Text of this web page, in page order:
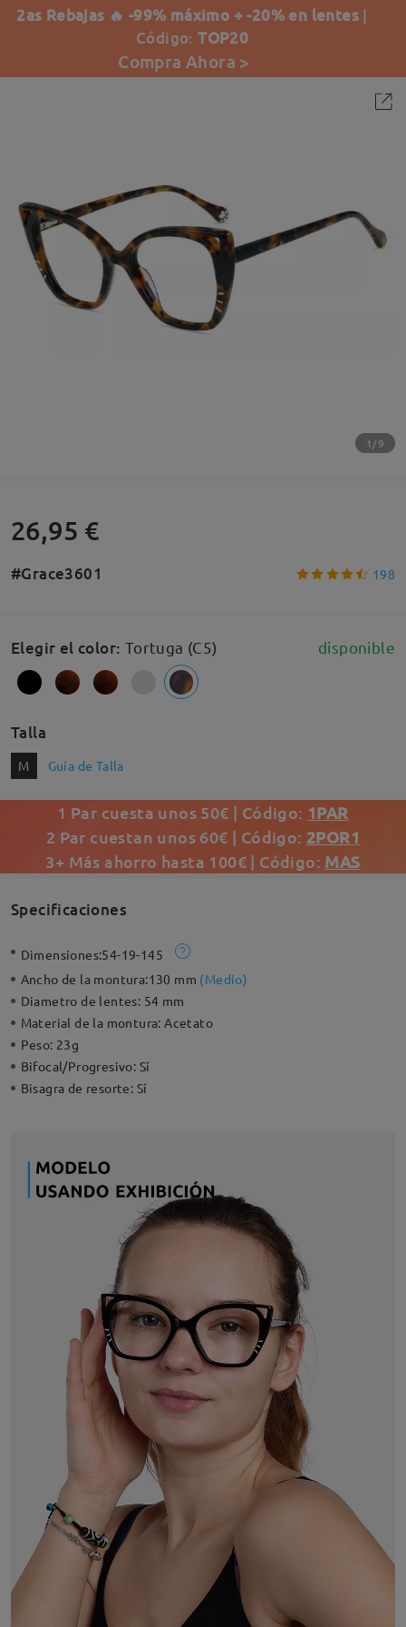
2as Rebajas 🔥 -99% máximo + -20% en lentes |
Código:TOP20
Compra Ahora >
1/9
26,95 €
#Grace3601 198
Elegir el color: Tortuga (C5) disponible
Talla
M Guía de Talla
1 Par cuesta unos 50€ | Código: 1PAR
2 Par cuestan unos 60€ | Código: 2POR1
3+ Más ahorro hasta 100€ | Código: MAS
Specificaciones
Dimensiones:54-19-145
Ancho de la montura:130 mm (Medio)
Diametro de lentes: 54 mm
Material de la montura:Acetato
Peso: 23g
Bifocal/Progresivo: Sí
Bisagra de resorte: Sí